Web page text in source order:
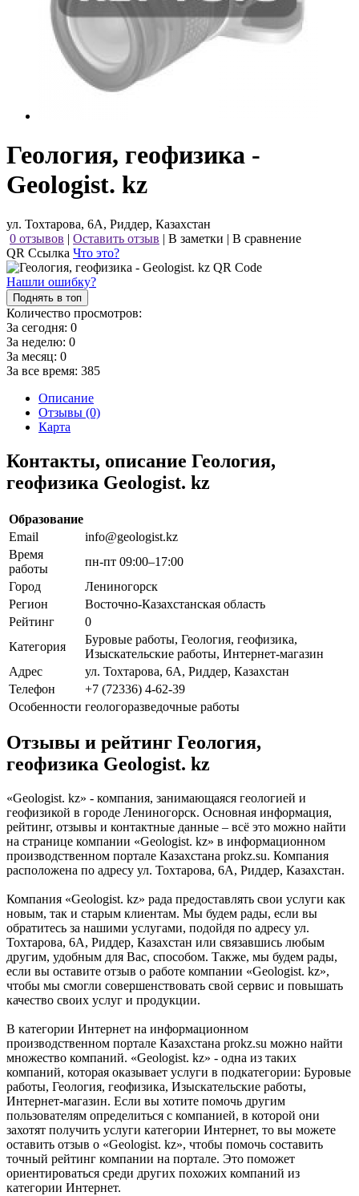
Геология, геофизика -
Geologist. kz
ул. Тохтарова, 6А, Риддер, Казахстан
0 отзывов | Оставить отзыв | В заметки | В сравнение
QR Ссылка Что это?
Нашли ошибку?
Поднять в топ
Количество просмотров:
За сегодня: 0
За неделю: 0
За месяц: 0
За все время: 385
Описание
Отзывы (0)
Карта
Контакты, описание Геология,
геофизика Geologist. kz
Образование
Email
info@geologist.kz
Время
работы
пн-пт 09:00–17:00
Город
Лениногорск
Регион
Восточно-Казахстанская область
Рейтинг
0
Категория
Буровые работы, Геология, геофизика,
Изыскательские работы, Интернет-магазин
Адрес
ул. Тохтарова, 6А, Риддер, Казахстан
Телефон
+7 (72336) 4-62-39
Особенности геологоразведочные работы
Отзывы и рейтинг Геология,
геофизика Geologist. kz
«Geologist. kz» - компания, занимающаяся геологией и
геофизикой в городе Лениногорск. Основная информация,
рейтинг, отзывы и контактные данные – всё это можно найти
на странице компании «Geologist. kz» в информационном
производственном портале Казахстана prokz.su. Компания
расположена по адресу ул. Тохтарова, 6А, Риддер, Казахстан.
Компания «Geologist. kz» рада предоставлять свои услуги как
новым, так и старым клиентам. Мы будем рады, если вы
обратитесь за нашими услугами, подойдя по адресу ул.
Тохтарова, 6А, Риддер, Казахстан или связавшись любым
другим, удобным для Вас, способом. Также, мы будем рады,
если вы оставите отзыв о работе компании «Geologist. kz»,
чтобы мы смогли совершенствовать свой сервис и повышать
качество своих услуг и продукции.
В категории Интернет на информационном
производственном портале Казахстана prokz.su можно найти
множество компаний. «Geologist. kz» - одна из таких
компаний, которая оказывает услуги в подкатегории: Буровые
работы, Геология, геофизика, Изыскательские работы,
Интернет-магазин. Если вы хотите помочь другим
пользователям определиться с компанией, в которой они
захотят получить услуги категории Интернет, то вы можете
оставить отзыв о «Geologist. kz», чтобы помочь составить
точный рейтинг компании на портале. Это поможет
ориентироваться среди других похожих компаний из
категории Интернет.